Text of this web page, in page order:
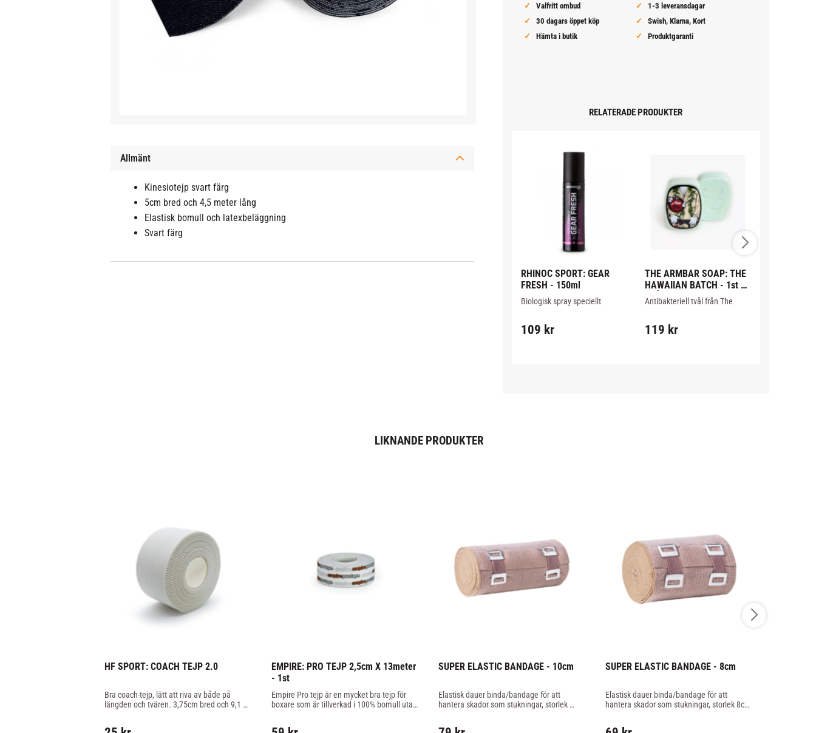
Valfritt ombud
1-3 leveransdagar
30 dagars öppet köp
Swish, Klarna, Kort
Hämta i butik
Produktgaranti
Allmänt
Kinesiotejp svart färg
5cm bred och 4,5 meter lång
Elastisk bomull och latexbeläggning
Svart färg
RELATERADE PRODUKTER
RHINOC SPORT: GEAR
FRESH - 150ml
Biologisk spray speciellt
svettlukt.
109 kr
THE ARMBAR SOAP: THE
HAWAIIAN BATCH - 1st
TVÅL
Antibakteriell tvål från The
med svettiga mattor och
119 kr
LIKNANDE PRODUKTER
HF SPORT: COACH TEJP 2.0
Bra coach-tejp, lätt att riva av både på
längden och tvären. 3,75cm bred och 9,1
EMPIRE: PRO TEJP 2,5cm X 13meter
- 1st
Empire Pro tejp är en mycket bra tejp för
boxare som är tillverkad i 100% bomull utan
SUPER ELASTIC BANDAGE - 10cm
Elastisk dauer binda/bandage för att
hantera skador som stukningar, storlek
SUPER ELASTIC BANDAGE - 8cm
Elastisk dauer binda/bandage för att
hantera skador som stukningar, storlek 8cm